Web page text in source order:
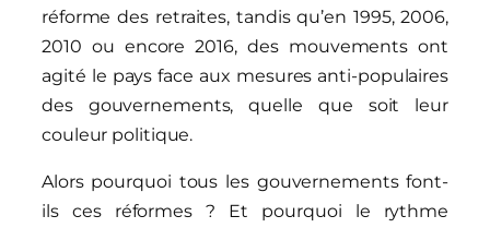
réforme des retraites, tandis qu’en 1995, 2006,
2010 ou encore 2016, des mouvements ont
agité le pays face aux mesures anti-populaires
des gouvernements, quelle que soit leur
couleur politique.
Alors pourquoi tous les gouvernements font-
ils ces réformes ? Et pourquoi le rythme